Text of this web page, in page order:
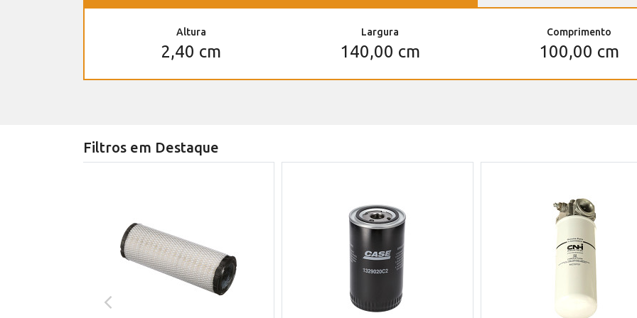
Altura
2,40 cm
Largura
140,00 cm
Comprimento
100,00 cm
Filtros em Destaque